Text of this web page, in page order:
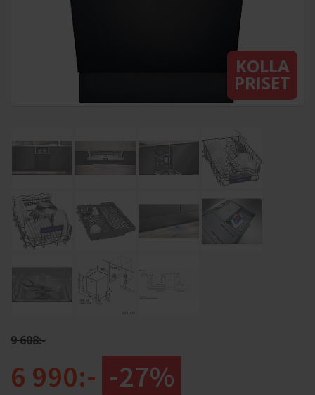
KOLLA
PRISET
9 608:-
6 990:- -27%